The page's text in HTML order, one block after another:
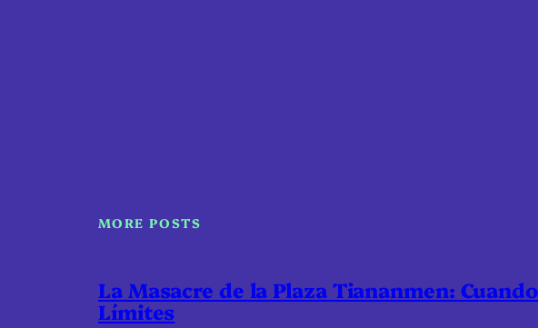
MORE POSTS
La Masacre de la Plaza Tiananmen:
Límites